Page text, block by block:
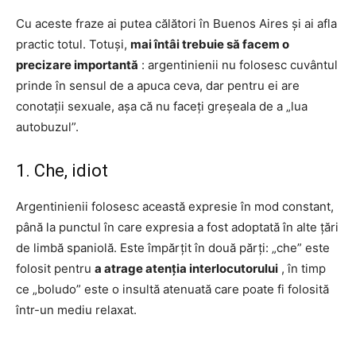
Cu aceste fraze ai putea călători în Buenos Aires și ai afla
practic totul. Totuși, mai întâi trebuie să facem o
precizare importantă : argentinienii nu folosesc cuvântul
prinde în sensul de a apuca ceva, dar pentru ei are
conotații sexuale, așa că nu faceți greșeala de a „lua
autobuzul”.
1. Che, idiot
Argentinienii folosesc această expresie în mod constant,
până la punctul în care expresia a fost adoptată în alte țări
de limbă spaniolă. Este împărțit în două părți: „che” este
folosit pentru a atrage atenția interlocutorului , în timp
ce „boludo” este o insultă atenuată care poate fi folosită
într-un mediu relaxat.